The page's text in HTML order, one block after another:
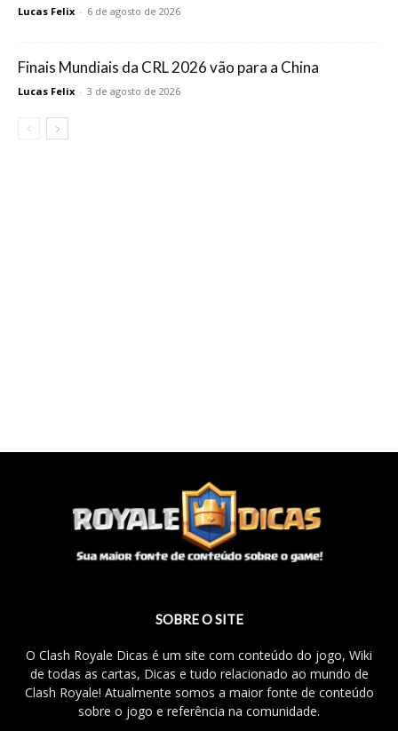
Lucas Felix - 6 de agosto de 2026
Finais Mundiais da CRL 2026 vão para a China
Lucas Felix - 3 de agosto de 2026
SOBRE O SITE
O Clash Royale Dicas é um site com conteúdo do jogo, Wiki
de todas as cartas, Dicas e tudo relacionado ao mundo de
Clash Royale! Atualmente somos a maior fonte de conteúdo
sobre o jogo e referência na comunidade.